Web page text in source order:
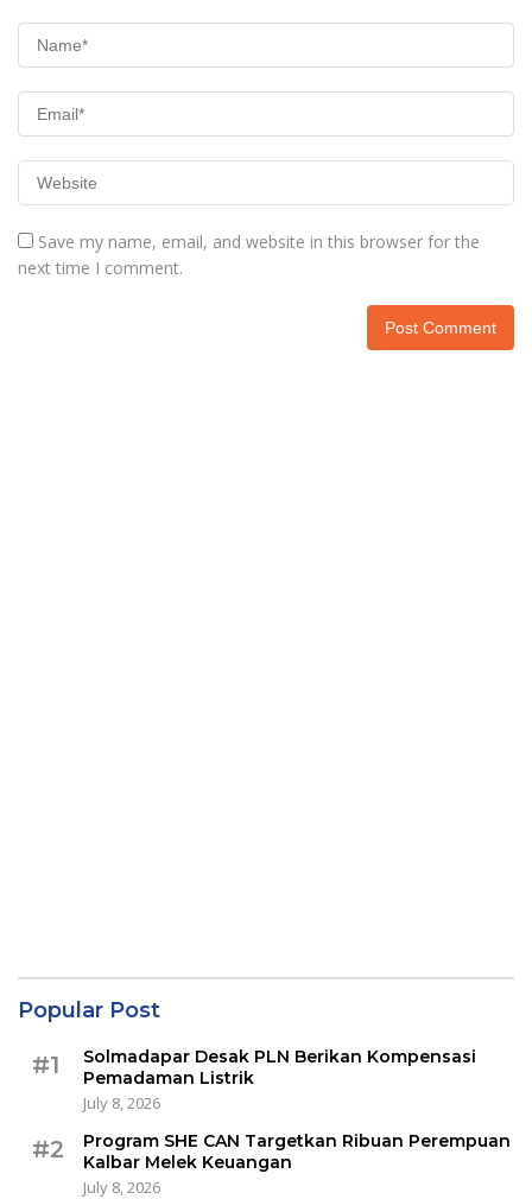
Save my name, email, and website in this browser for the
next time I comment.
Popular Post
#1
Solmadapar Desak PLN Berikan Kompensasi
Pemadaman Listrik
July 8, 2026
#2
Program SHE CAN Targetkan Ribuan Perempuan
Kalbar Melek Keuangan
July 8, 2026